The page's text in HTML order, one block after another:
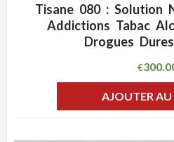
ADD WISHLIST
Tisane 080 : Solution
Addictions Tabac
Drogues Dures
€
AJOUTER AU